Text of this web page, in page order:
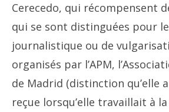
Cerecedo, qui récompensent
qui se sont distinguées pour
journalistique ou de
organisés par l’APM,
de Madrid (distinction qu’elle
reçue lorsqu’elle travaillait à